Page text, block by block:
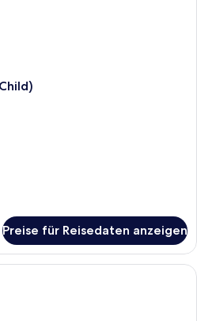
Preise für Reisedaten anzeigen